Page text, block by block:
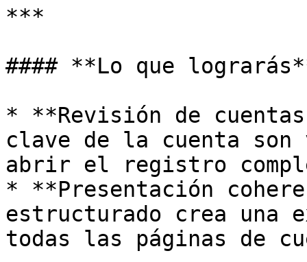
***
#### **Lo que
* **Revisión de
clave de la cuenta
abrir el registro
* **Presentación
estructurado crea una
todas las páginas de